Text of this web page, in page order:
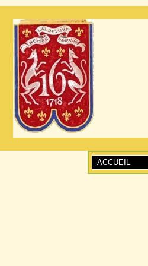
ACCUEIL